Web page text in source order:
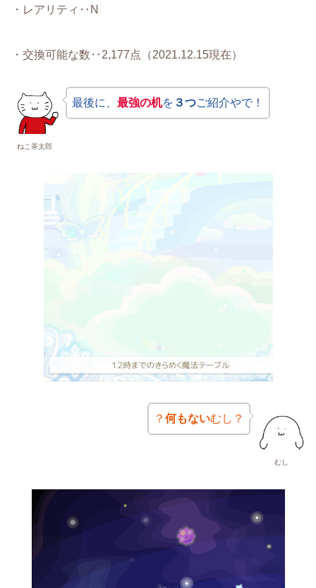
・レアリティ‥N
・交換可能な数‥2,177点（2021.12.15現在）
ねこ茶太郎
最後に、 最強の机を ３つご紹介やで！
むし
？何もないむし？